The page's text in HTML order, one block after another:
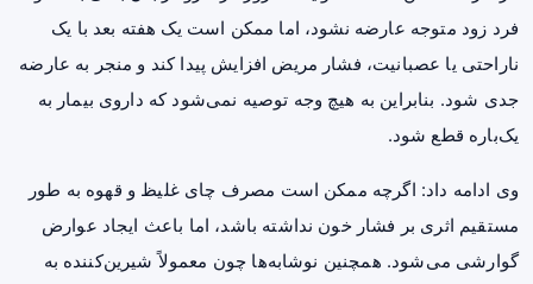
فرد زود متوجه عارضه نشود، اما ممکن است یک هفته بعد با یک
ناراحتی یا عصبانیت، فشار مریض افزایش پیدا کند و منجر به عارضه
جدی شود. بنابراین به هیچ وجه توصیه نمی‌شود که داروی بیمار به
یک‌باره قطع شود.
وی ادامه داد: اگرچه ممکن است مصرف چای غلیظ و قهوه به طور
مستقیم اثری بر فشار خون نداشته باشد، اما باعث ایجاد عوارض
گوارشی می‌شود. همچنین نوشابه‌ها چون معمولاً شیرین‌کننده به